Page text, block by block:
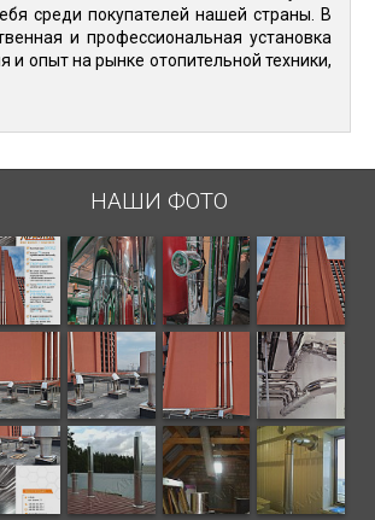
среди покупателей нашей страны. В
и профессиональная установка
и опыт на рынке отопительной техники,
НАШИ ФОТО